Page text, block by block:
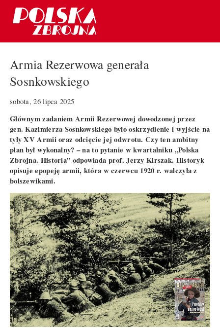
Armia Rezerwowa generała
Sosnkowskiego
sobota, 26 lipca 2025
Głównym zadaniem Armii Rezerwowej dowodzonej przez
gen. Kazimierza Sosnkowskiego było oskrzydlenie i wyjście na
tyły XV Armii oraz odcięcie jej odwrotu. Czy ten ambitny
plan był wykonalny? – na to pytanie w kwartalniku „Polska
Zbrojna. Historia” odpowiada prof. Jerzy Kirszak. Historyk
opisuje epopeję armii, która w czerwcu 1920 r. walczyła z
bolszewikami.